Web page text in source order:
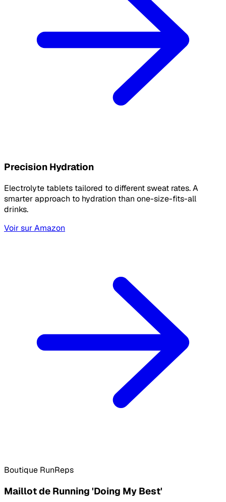
Precision Hydration
Electrolyte tablets tailored to different sweat rates. A
smarter approach to hydration than one-size-fits-all
drinks.
Voir sur Amazon
Boutique RunReps
Maillot de Running 'Doing My Best'